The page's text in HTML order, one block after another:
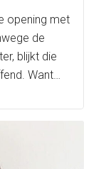
opening met
de
blijkt die
Want…